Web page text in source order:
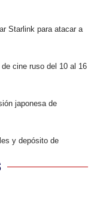
Starlink para atacar a
de cine ruso del 10 al 16
japonesa de
y depósito de